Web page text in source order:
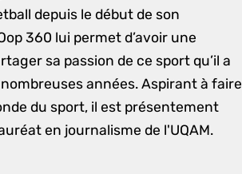
depuis le début de son
360 lui permet d’avoir une
sa passion de ce sport qu’il a
années. Aspirant à faire
du sport, il est présentement
en journalisme de l'UQAM.